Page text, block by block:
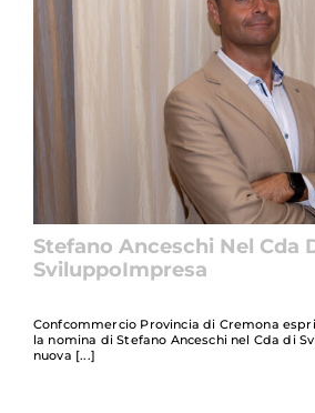
Stefano Anceschi Nel Cda
SviluppoImpresa
Confcommercio Provincia di Cremona
la nomina di Stefano Anceschi nel Cda di
nuova